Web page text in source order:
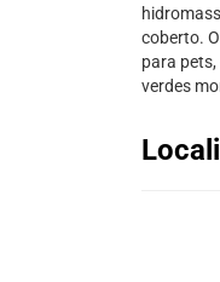
coberto.
para
verdes